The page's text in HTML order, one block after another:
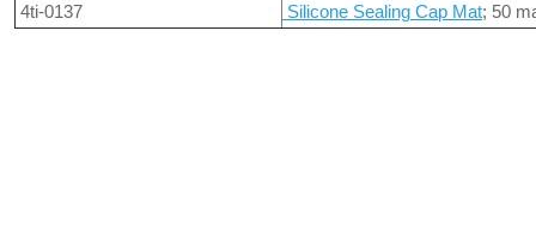
4ti-0137
Silicone Sealing Cap Mat; 50